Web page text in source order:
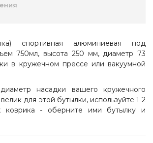
спортивная алюминиевая под
750мл, высота 250 мм, диаметр 73
в кружечном прессе или вакуумной
насадки вашего кружечного
для этой бутылки, используйте 1-2
коврика - оберните ими бутылку и